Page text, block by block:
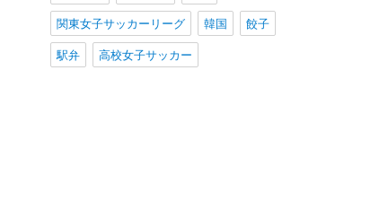
関東女子サッカーリーグ 韓国 餃子
駅弁 高校女子サッカー